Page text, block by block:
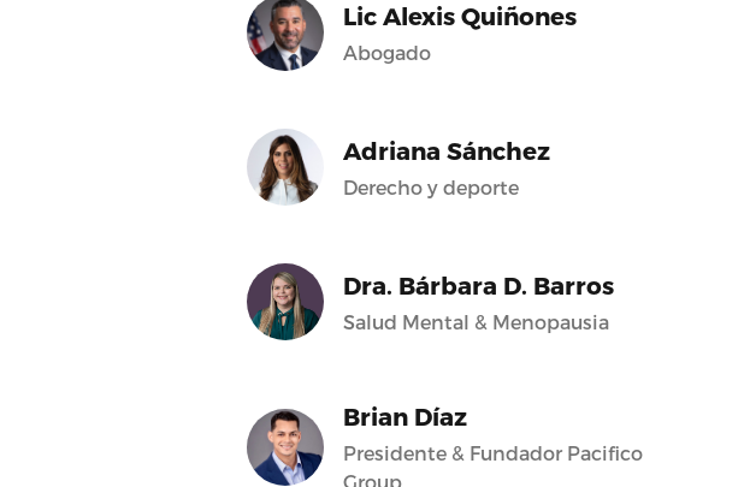
Lic Alexis Quiñones
Abogado
Adriana Sánchez
Derecho y deporte
Dra. Bárbara D. Barros
Salud Mental & Menopausia
Brian Díaz
Presidente & Fundador Pacifico
Group